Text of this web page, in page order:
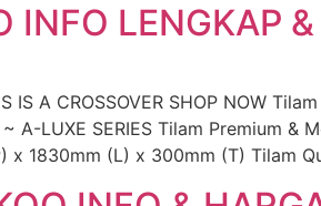
INFO LENGKAP
IS A CROSSOVER SHOP NOW
A-LUXE SERIES Tilam Premium &
x 1830mm (L) x 300mm (T) Tilam